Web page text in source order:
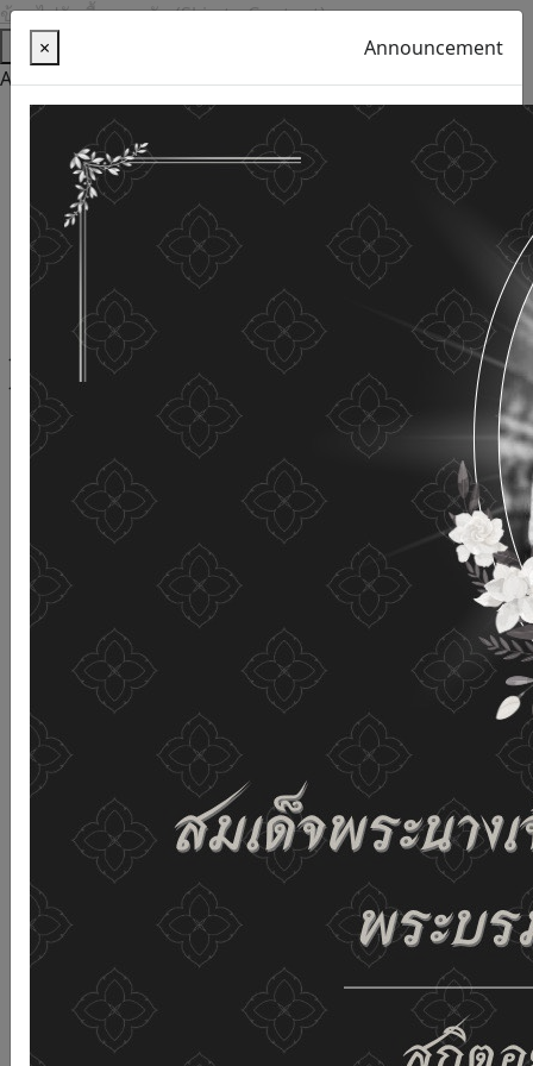
ข้ามไปยังเนื้อหาหลัก (Skip to Content)
Help
Accessibility Tools
Thai language
English
Increase the font size
Reduce font size
Normal font size
High Definition
Negative sharpness
Normal Definition
Open and read with voice
Turn off voice reading
Site map
This website uses cookies (Cookies)
The Department of Older Persons Affairs
values ​​your
personal information for the purpose of developing
and improving the website. If you use this website
without changing any settings it means that you agree
to receive cookies on the website and our privacy
policy.
See details Accept all
02-659-6811 saraban@dop.mail.go.th
Change display settings
CCC
× Announcement